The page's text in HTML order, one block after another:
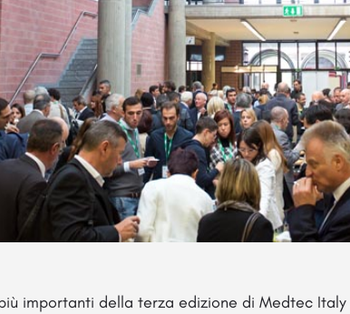
importanti della terza edizione di Medtec